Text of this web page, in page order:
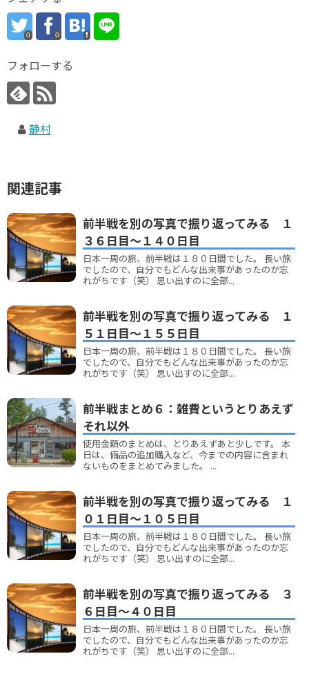
0 0
フォローする
静村
関連記事
前半戦を別の写真で振り返ってみる １
３６日目～１４０日目
日本一周の旅、前半戦は１８０日間でした。 長い旅
でしたので、自分でもどんな出来事があったのか忘
れがちです（笑） 思い出すのに全部...
前半戦を別の写真で振り返ってみる １
５１日目～１５５日目
日本一周の旅、前半戦は１８０日間でした。 長い旅
でしたので、自分でもどんな出来事があったのか忘
れがちです（笑） 思い出すのに全部...
前半戦まとめ６：雑費というとりあえず
それ以外
使用金額のまとめは、とりあえずあと少しです。 本
日は、備品の追加購入など、今までの内容に含まれ
ないものをまとめてみました。 ...
前半戦を別の写真で振り返ってみる １
０１日目～１０５日目
日本一周の旅、前半戦は１８０日間でした。 長い旅
でしたので、自分でもどんな出来事があったのか忘
れがちです（笑） 思い出すのに全部...
前半戦を別の写真で振り返ってみる ３
６日目～４０日目
日本一周の旅、前半戦は１８０日間でした。 長い旅
でしたので、自分でもどんな出来事があったのか忘
れがちです（笑） 思い出すのに全部...